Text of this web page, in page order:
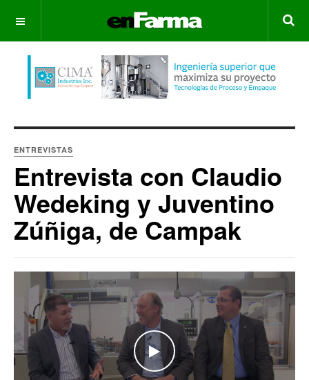
OFF CANVAS
ENTREVISTAS
Entrevista con Claudio
Wedeking y Juventino
Zúñiga, de Campak
WATCH THE VIDEO